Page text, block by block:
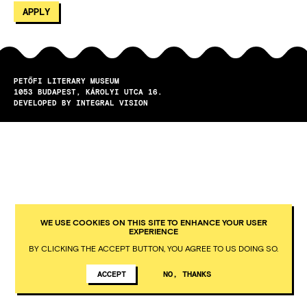
PETŐFI LITERARY MUSEUM
1053
BUDAPEST
KÁROLYI UTCA 16.
DEVELOPED BY INTEGRAL VISION
WE USE COOKIES ON THIS SITE TO ENHANCE YOUR USER
EXPERIENCE
BY CLICKING THE ACCEPT BUTTON, YOU AGREE TO US DOING SO.
ACCEPT NO, THANKS